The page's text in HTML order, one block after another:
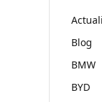
Blog
BMW
BYD